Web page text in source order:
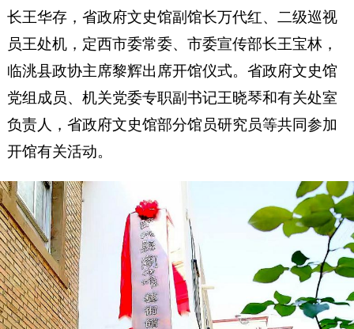
长王华存，省政府文史馆副馆长万代红、二级巡视
员王处机，定西市委常委、市委宣传部长王宝林，
临洮县政协主席黎辉出席开馆仪式。省政府文史馆
党组成员、机关党委专职副书记王晓琴和有关处室
负责人，省政府文史馆部分馆员研究员等共同参加
开馆有关活动。